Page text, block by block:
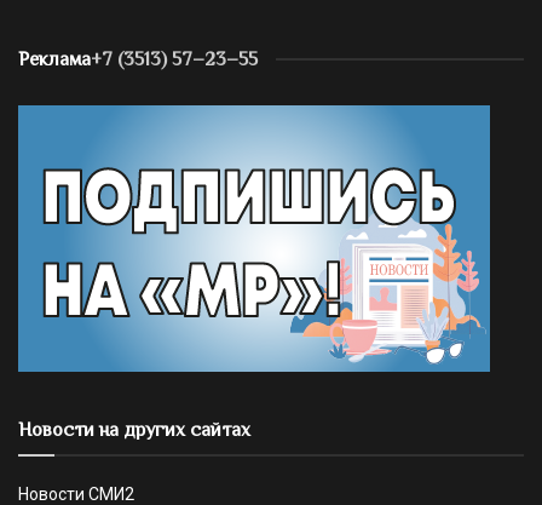
Реклама+7 (3513) 57–23–55
Новости на других сайтах
Новости СМИ2